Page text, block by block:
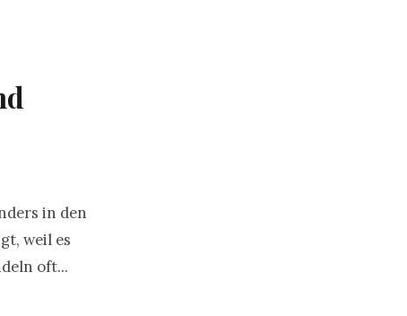
in den
weil es
oft...